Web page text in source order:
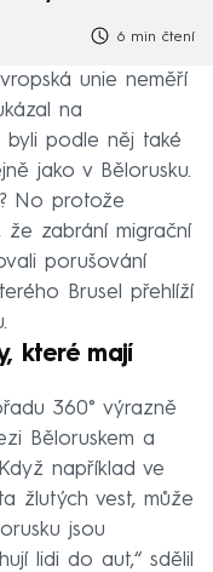
6 min čtení
unie neměří
na
byli podle něj také
jako v Bělorusku.
No protože
zabrání migrační
porušování
Brusel přehlíží
které mají
360° výrazně
Běloruskem a
například ve
žlutých vest, může
jsou
lidi do aut,“ sdělil